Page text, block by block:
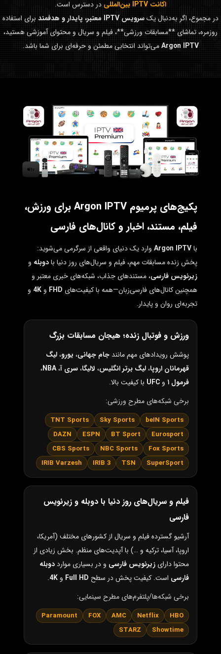
اکانت IPTV بین‌المللی
در دسترس است.
در مجموع، اگر به‌دنبال یکسرویس IPTV معتبر، پایدار و هدفمند
برای استفاده
روزمره، تماشای **مسابقات ورزشی**، فیلم و سریال و محتوای آموزشی هستید،
Argon IPTVمی‌تواند انتخابی مطمئن و حرفه‌ای برای شما باشد.
پکیج‌های پرمیوم Argon IPTV برای ورزش،
فیلم، مستند، اخبار و کانال‌های فارسی
باArgon IPTV وارد یک دنیای واقعی از سرگرمی می‌شوید:
پخش زنده مسابقات مهم، فیلم و سریال‌های روز دنیا بادوبله و
زیرنویس فارسی، مستندهای جذاب، شبکه‌های خبری معتبر و
همچنین کانال‌های فارسی‌زبان—همه با کیفیت‌های FHD و 4K و
تجربه‌ای روان و پایدار.
ورزش و فوتبال زنده؛ هیجان مسابقات بزرگ
پوشش رویدادهای مهم مانند جام جهانی، یورو،لیگ
قهرمانان اروپا،لیگ برتر انگلیس، لالیگا،سری آ،NBA،
فرمول ۱
و UFC با کیفیت بالا.
برخی شبکه‌های مطرح ورزشی:
beIN Sports
Sky Sports
TNT Sports
Eurosport
BT Sport
ESPN
DAZN
Fox Sports
NBC Sports
CBS Sports
SuperSport
TSN
IRIB 3
IRIB Varzesh
فیلم و سریال‌های روز دنیا با دوبله و زیرنویس
فارسی
آرشیو گسترده فیلم و سریال از کشورهای مختلف (آمریکا،
اروپا، آسیا، ترکیه و …) با آپدیت‌های منظم. بخش زیادی از
محتوا دارای زیرنویس فارسی و در بسیاری موارددوبله
فارسی است. کیفیت پخش در سطح Full HD و 4K
.
برخی شبکه‌ها/پلتفرم‌های مطرح سینمایی:
HBO
Netflix
AMC
FOX
Paramount
Showtime
STARZ